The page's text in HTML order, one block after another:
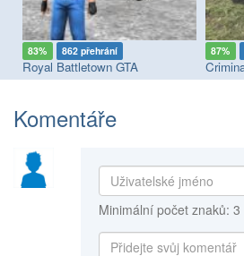
83% 862 přehrání
Royal Battletown GTA
87%
Komentáře
Minimální počet znaků: 3